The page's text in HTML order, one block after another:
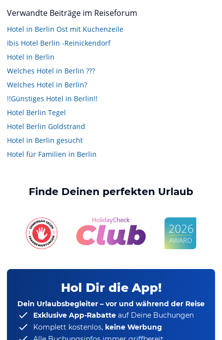
Verwandte Beiträge im Reiseforum
Hotel in Berlin Ost mit Küchenzeile
Ibis Hotel Berlin -Reinickendorf
Hotel in Berlin
Welches Hotel in Berlin ???
Welches Hotel in Berlin?
!!Günstiges Hotel in Berlin!!
Hotel Berlin Tegel
Hotel Berlin Goldstrand
Hotel in Berlin gesucht
Hotel für Familien in Berlin
Finde Deinen perfekten Urlaub
Hol Dir die App!
Dein Urlaubsbegleiter – vor und während der Reise
Exklusive App-Rabatte auf Deine Buchungen
Komplett kostenlos, keine Werbung